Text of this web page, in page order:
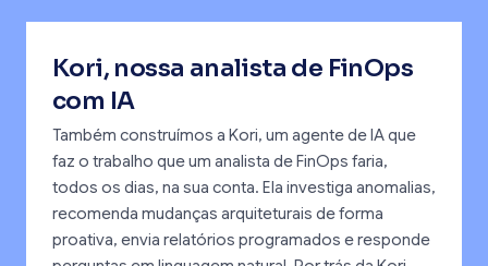
Kori, nossa analista de FinOps
com IA
Também construímos a Kori, um agente de IA que
faz o trabalho que um analista de FinOps faria,
todos os dias, na sua conta. Ela investiga anomalias,
recomenda mudanças arquiteturais de forma
proativa, envia relatórios programados e responde